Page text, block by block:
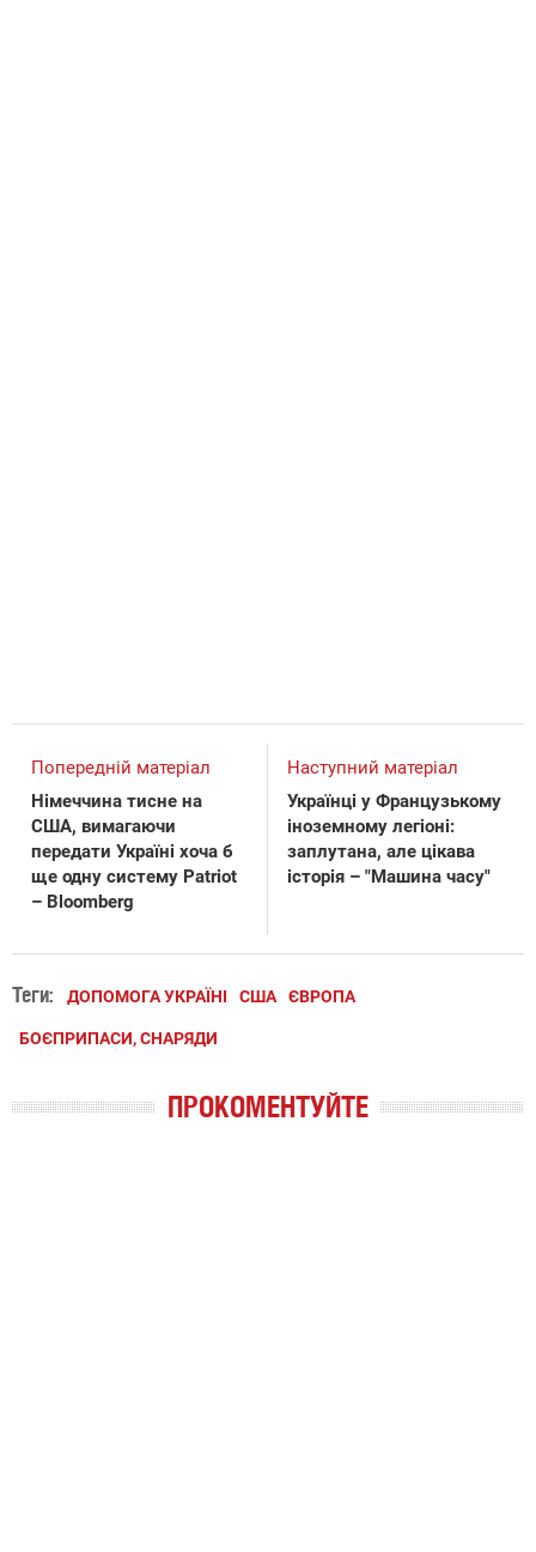
Попередній матеріал
Німеччина тисне на
США, вимагаючи
передати Україні хоча б
ще одну систему Patriot
– Bloomberg
Наступний матеріал
Українці у Французькому
іноземному легіоні:
заплутана, але цікава
історія – "Машина часу"
Теги: ДОПОМОГА УКРАЇНІ США ЄВРОПА
БОЄПРИПАСИ, СНАРЯДИ
ПРОКОМЕНТУЙТЕ